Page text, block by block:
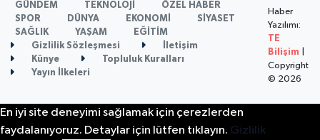
GÜNDEM TEKNOLOJİ
ÖZEL HABER
SPOR
DÜNYA EKONOMİ
SİYASET
SAĞLIK
YAŞAM
EĞİTİM
Gizlilik Sözleşmesi
İletişim
Künye
Topluluk Kuralları
Yayın İlkeleri
Haber
Yazılımı:
TE
Bilişim
Copyright
© 2026
En iyi site deneyimi sağlamak için çerezlerden
faydalanıyoruz. Detaylar için lütfen tıklayın. Gizlilik